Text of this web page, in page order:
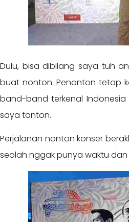
Dulu, bisa dibilang saya tuh
buat nonton. Penonton tetap
band-band terkenal Indonesia
saya tonton.
Perjalanan nonton konser
seolah nggak punya waktu dan